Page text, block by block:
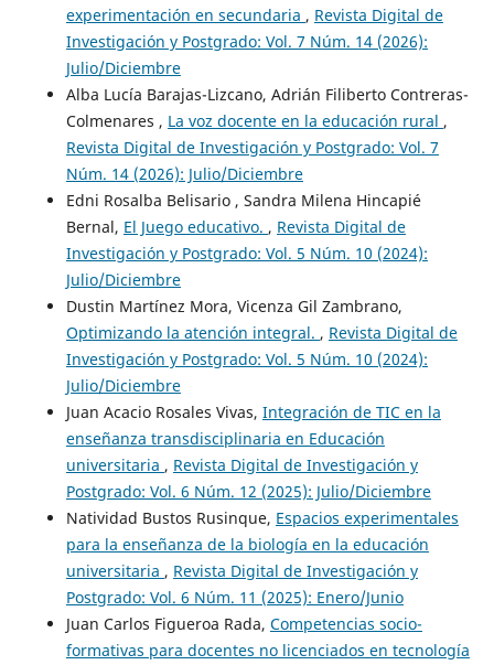
experimentación en secundaria , Revista Digital de
Investigación y Postgrado: Vol. 7 Núm. 14 (2026):
Julio/Diciembre
Alba Lucía Barajas-Lizcano, Adrián Filiberto Contreras-
Colmenares , La voz docente en la educación rural ,
Revista Digital de Investigación y Postgrado: Vol. 7
Núm. 14 (2026): Julio/Diciembre
Edni Rosalba Belisario , Sandra Milena Hincapié
Bernal, El Juego educativo. , Revista Digital de
Investigación y Postgrado: Vol. 5 Núm. 10 (2024):
Julio/Diciembre
Dustin Martínez Mora, Vicenza Gil Zambrano,
Optimizando la atención integral. , Revista Digital de
Investigación y Postgrado: Vol. 5 Núm. 10 (2024):
Julio/Diciembre
Juan Acacio Rosales Vivas, Integración de TIC en la
enseñanza transdisciplinaria en Educación
universitaria , Revista Digital de Investigación y
Postgrado: Vol. 6 Núm. 12 (2025): Julio/Diciembre
Natividad Bustos Rusinque, Espacios experimentales
para la enseñanza de la biología en la educación
universitaria , Revista Digital de Investigación y
Postgrado: Vol. 6 Núm. 11 (2025): Enero/Junio
Juan Carlos Figueroa Rada, Competencias socio-
formativas para docentes no licenciados en tecnología